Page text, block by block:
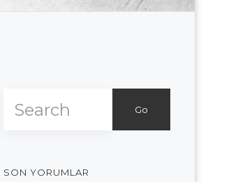
Go
SON YORUMLAR